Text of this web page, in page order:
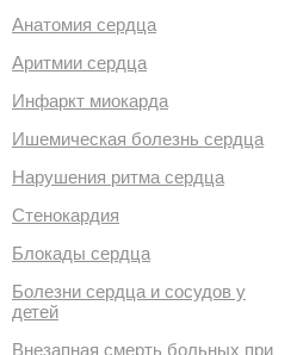
Анатомия сердца
Аритмии сердца
Инфаркт миокарда
Ишемическая болезнь сердца
Нарушения ритма сердца
Стенокардия
Блокады сердца
Болезни сердца и сосудов у
детей
Внезапная смерть больных при